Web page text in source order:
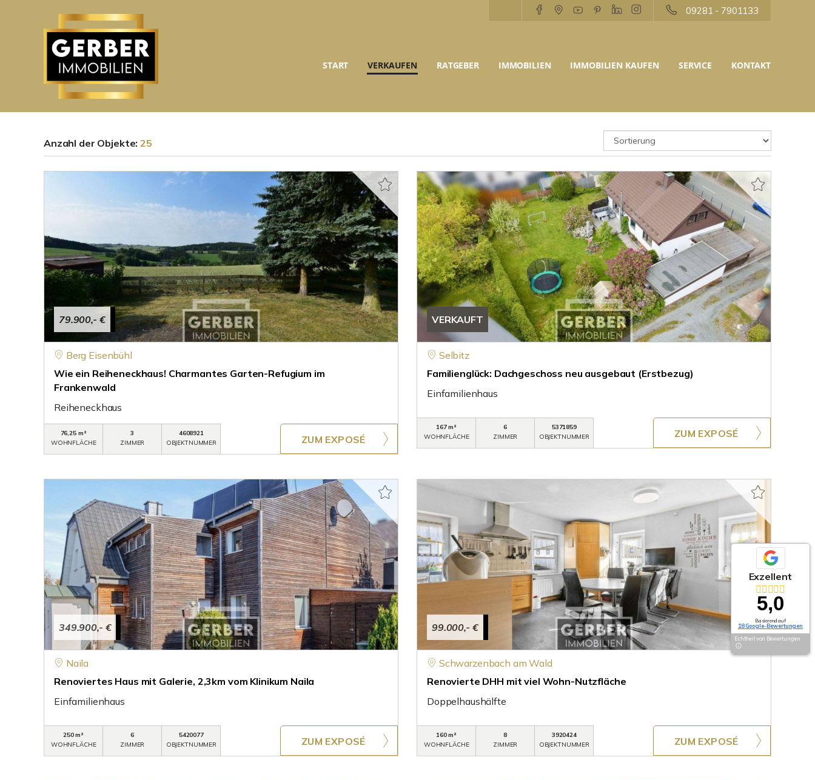
09281 - 7901133
START VERKAUFEN RATGEBER IMMOBILIEN IMMOBILIEN KAUFEN SERVICE KONTAKT
Anzahl der Objekte:25
79.900,- €
Berg Eisenbühl
Wie ein Reiheneckhaus! Charmantes Garten-Refugium im
Frankenwald
Reiheneckhaus
76,25 m²
WOHNFLÄCHE
3
ZIMMER
4608921
OBJEKTNUMMER
ZUM EXPOSÉ
VERKAUFT
Selbitz
Familienglück: Dachgeschoss neu ausgebaut (Erstbezug)
Einfamilienhaus
167 m²
WOHNFLÄCHE
6
ZIMMER
5371859
OBJEKTNUMMER
ZUM EXPOSÉ
349.900,- €
Naila
Renoviertes Haus mit Galerie, 2,3km vom Klinikum Naila
Einfamilienhaus
250 m²
WOHNFLÄCHE
6
ZIMMER
5420077
OBJEKTNUMMER
ZUM EXPOSÉ
99.000,- €
Schwarzenbach am Wald
Renovierte DHH mit viel Wohn-Nutzfläche
Doppelhaushälfte
160 m²
WOHNFLÄCHE
8
ZIMMER
3920424
OBJEKTNUMMER
ZUM EXPOSÉ
Exzellent
5,0
Basierend auf
18 Google-Bewertungen
Echtheit von Bewertungen